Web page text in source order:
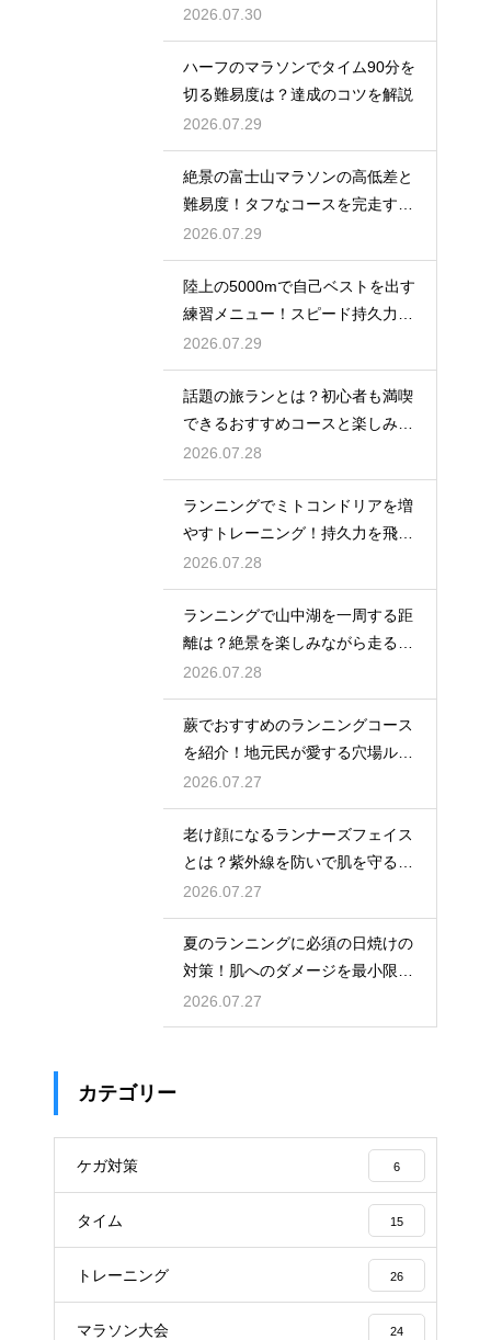
魅力を
2026.07.30
ハーフのマラソンでタイム90分を
切る難易度は？達成のコツを解説
2026.07.29
絶景の富士山マラソンの高低差と
難易度！タフなコースを完走する
戦略
2026.07.29
陸上の5000mで自己ベストを出す
練習メニュー！スピード持久力を
強化
2026.07.29
話題の旅ランとは？初心者も満喫
できるおすすめコースと楽しみ
方！
2026.07.28
ランニングでミトコンドリアを増
やすトレーニング！持久力を飛躍
させる
2026.07.28
ランニングで山中湖を一周する距
離は？絶景を楽しみながら走るコ
ツ
2026.07.28
蕨でおすすめのランニングコース
を紹介！地元民が愛する穴場ルー
ト
2026.07.27
老け顔になるランナーズフェイス
とは？紫外線を防いで肌を守る徹
底対策
2026.07.27
夏のランニングに必須の日焼けの
対策！肌へのダメージを最小限に
する
2026.07.27
カテゴリー
ケガ対策 6
タイム 15
トレーニング 26
マラソン大会 24